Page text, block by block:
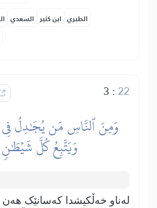
السعدي ابن كثير الطبري
3 : 22
وَمِنَ ٱلنَّاسِ مَن يُجَٰدِلُ فِي
وَيَتَّبِعُ كُلَّ
لەناو خەڵکیشدا کەسانێک